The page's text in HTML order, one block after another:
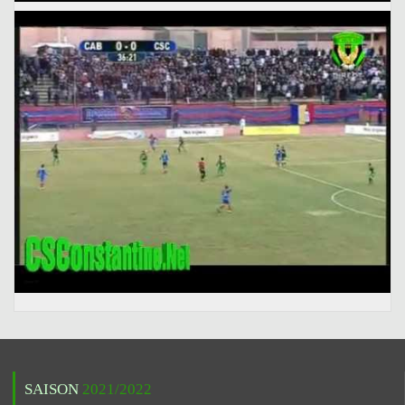
SAISON 2021/2022